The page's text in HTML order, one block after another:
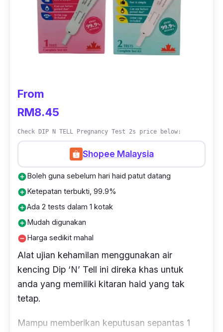
From
RM8.45
Check DIP N TELL Pregnancy Test 2s price below:
Shopee Malaysia
add_circleBoleh guna sebelum hari haid patut datang
add_circleKetepatan terbukti, 99.9%
add_circleAda 2 tests dalam 1 kotak
add_circleMudah digunakan
remove_circleHarga sedikit mahal
Alat ujian kehamilan menggunakan air
kencing Dip ‘N’ Tell ini direka khas untuk
anda yang memiliki kitaran haid yang tak
tetap.
Mampu memberikan keputusan sepantas 1